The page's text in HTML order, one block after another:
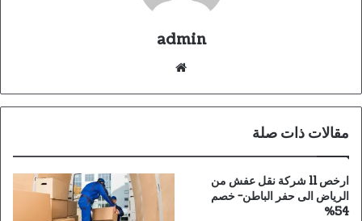
admin
مقالات ذات صلة
ارخص 11 شركة نقل عفش من
الرياض الى حفر الباطن- خصم
54%